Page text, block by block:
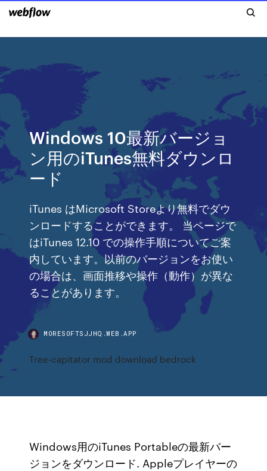
Windows 10最新バージョ
ン用のiTunes無料ダウンロ
ード
iTunes はMicrosoft Storeより無料でダウ
ンロードすることができます。 当ページで
はiTunes 12.10 での操作手順についてご案
内しています。以前のバージョンをお使い
の場合は、画面推移や操作（動作）が異な
ることがあります。
MORESOFTSJJHQ.WEB.APP
Tree-capitator mod download bedrock
Windows用のiTunes Portableの最新バー
ジョンをダウンロード. Appleプレイヤーの